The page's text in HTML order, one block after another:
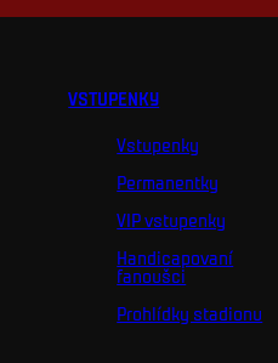
VSTUPENKY
Vstupenky
Permanentky
VIP vstupenky
Handicapovaní
fanoušci
Prohlídky stadionu